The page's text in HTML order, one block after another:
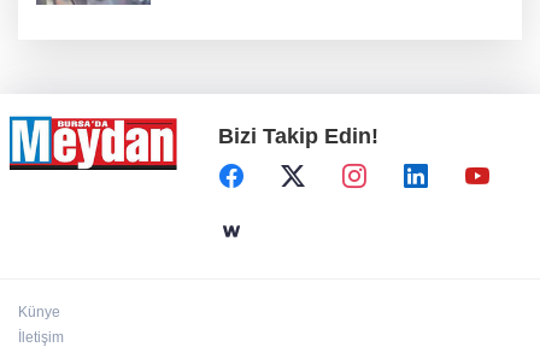
Bizi Takip Edin!
Künye
İletişim